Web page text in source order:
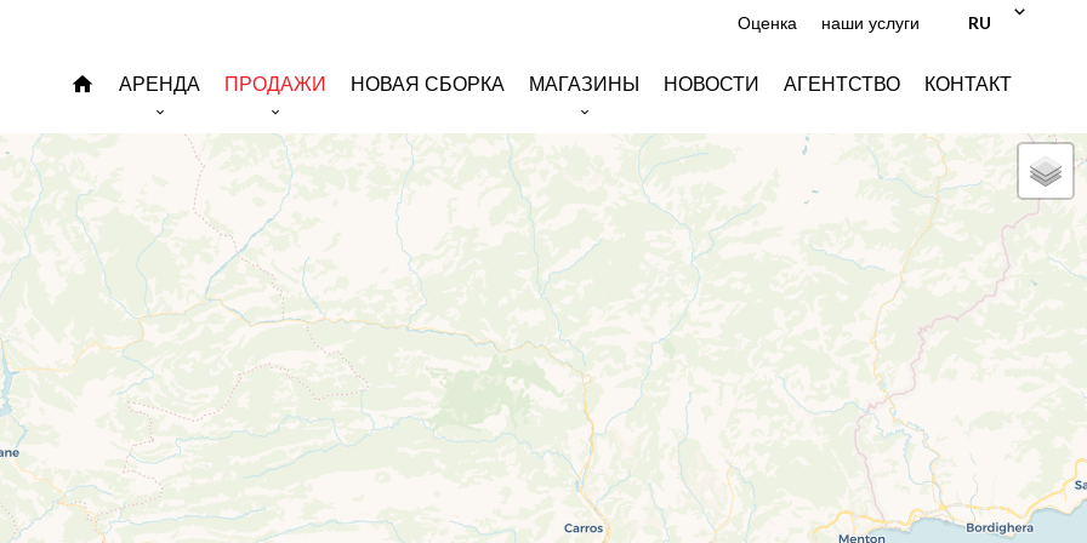
Оценка наши услуги RU
АРЕНДА ПРОДАЖИ НОВАЯ СБОРКА МАГАЗИНЫ НОВОСТИ АГЕНТСТВО КОНТАКТ